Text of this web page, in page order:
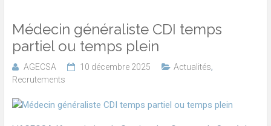
Médecin généraliste CDI temps
partiel ou temps plein
AGECSA 10 décembre 2025 Actualités,
Recrutements